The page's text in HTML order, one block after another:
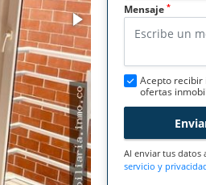
Mensaje *
Acepto recibir
ofertas
Al enviar tus datos
servicio y